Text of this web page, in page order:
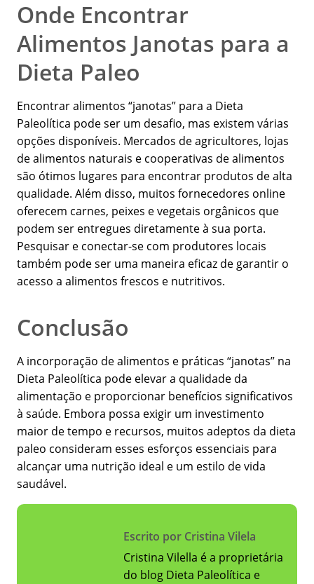
Onde Encontrar
Alimentos Janotas para a
Dieta Paleo
Encontrar alimentos “janotas” para a Dieta
Paleolítica pode ser um desafio, mas existem várias
opções disponíveis. Mercados de agricultores, lojas
de alimentos naturais e cooperativas de alimentos
são ótimos lugares para encontrar produtos de alta
qualidade. Além disso, muitos fornecedores online
oferecem carnes, peixes e vegetais orgânicos que
podem ser entregues diretamente à sua porta.
Pesquisar e conectar-se com produtores locais
também pode ser uma maneira eficaz de garantir o
acesso a alimentos frescos e nutritivos.
Conclusão
A incorporação de alimentos e práticas “janotas” na
Dieta Paleolítica pode elevar a qualidade da
alimentação e proporcionar benefícios significativos
à saúde. Embora possa exigir um investimento
maior de tempo e recursos, muitos adeptos da dieta
paleo consideram esses esforços essenciais para
alcançar uma nutrição ideal e um estilo de vida
saudável.
Escrito por Cristina Vilela
Cristina Vilella é a proprietária
do blog Dieta Paleolítica e